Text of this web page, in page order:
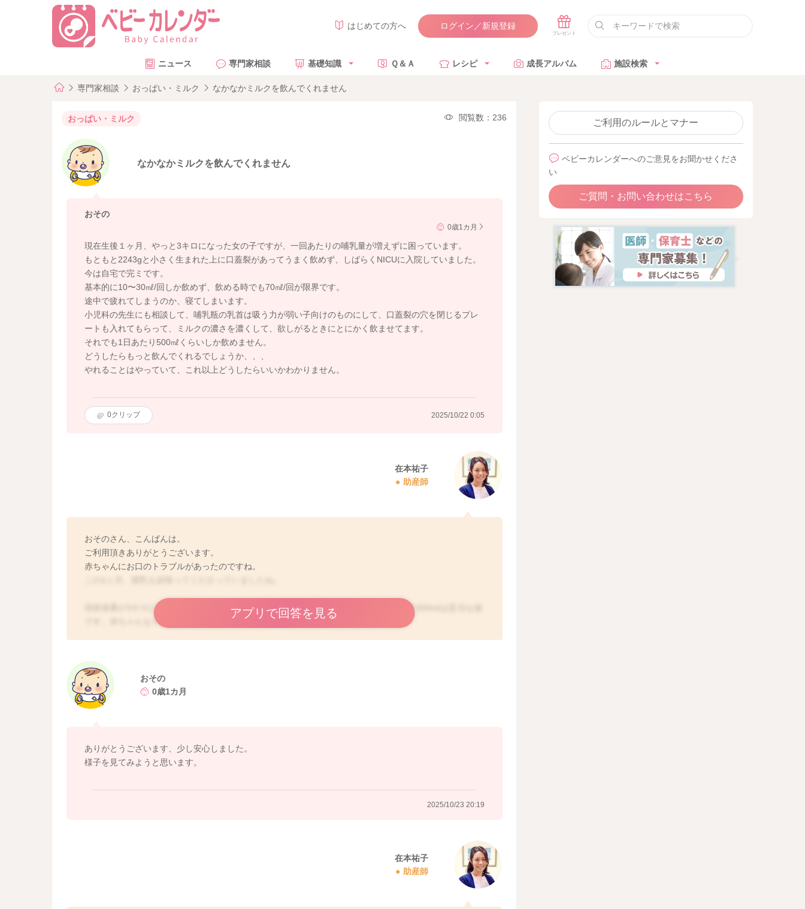
はじめての方へ ログイン／新規登録
ニュース 専門家相談 基礎知識 Ｑ＆Ａ レシピ 成長アルバム 施設検索
専門家相談 おっぱい・ミルク なかなかミルクを飲んでくれません
おっぱい・ミルク 閲覧数：236
なかなかミルクを飲んでくれません
おその
0歳1カ月
現在生後１ヶ月、やっと3キロになった女の子ですが、一回あたりの哺乳量が増えずに困っています。
もともと2243gと小さく生まれた上に口蓋裂があってうまく飲めず、しばらくNICUに入院していました。
今は自宅で完ミです。
基本的に10〜30㎖/回しか飲めず、飲める時でも70㎖/回が限界です。
途中で疲れてしまうのか、寝てしまいます。
小児科の先生にも相談して、哺乳瓶の乳首は吸う力が弱い子向けのものにして、口蓋裂の穴を閉じるプレ
ートも入れてもらって、ミルクの濃さを濃くして、欲しがるときにとにかく飲ませてます。
それでも1日あたり500㎖くらいしか飲めません。
どうしたらもっと飲んでくれるでしょうか、、、
やれることはやっていて、これ以上どうしたらいいかわかりません。
0クリップ 2025/10/22 0:05
在本祐子
助産師
おそのさん、こんばんは。
ご利用頂きありがとうございます。
赤ちゃんにお口のトラブルがあったのですね。
現状体重が3キロになったばかりの赤ちゃんでしたら、１日の総量として、ミルクが500-600mlは妥当な値
です。赤ちゃんなりに必要な量を頑張って飲んでくださっている印象です。
よろしくお願いします！
アプリで回答を見る
おその
0歳1カ月
ありがとうございます、少し安心しました。
様子を見てみようと思います。
2025/10/23 20:19
在本祐子
助産師
ご利用のルールとマナー
ベビーカレンダーへのご意見をお聞かせくださ
い
ご質問・お問い合わせはこちら